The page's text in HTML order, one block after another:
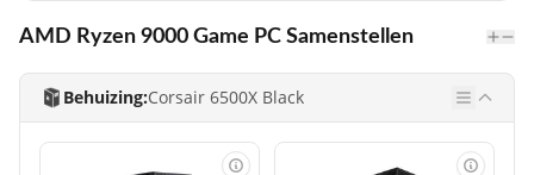
AMD Ryzen 9000 Game PC Samenstellen
Behuizing:Corsair 6500X Black